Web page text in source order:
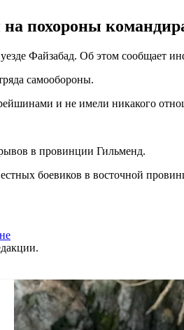
похороны
Файзабад. Об этом сообщает
самообороны.
и не имели никакого
в провинции Гильменд.
боевиков в восточной